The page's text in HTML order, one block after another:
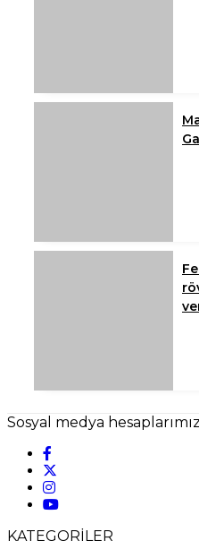
Sosyal medya
KATEGORİLER